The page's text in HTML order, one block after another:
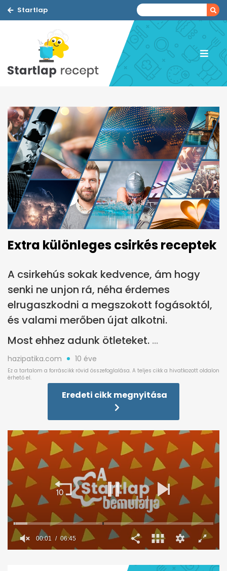
Startlap
Extra különleges csirkés receptek
A csirkehús sokak kedvence, ám hogy
senki ne unjon rá, néha érdemes
elrugaszkodni a megszokott fogásoktól,
és valami merőben újat alkotni.
Most ehhez adunk ötleteket.
hazipatika.com 10 éve
Eredeti cikk megnyitása